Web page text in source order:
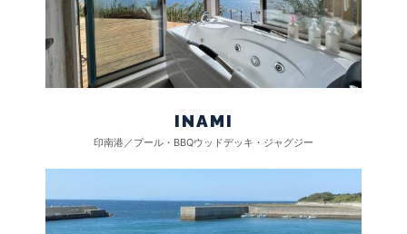
INAMI
印南港／プール・BBQウッドデッキ・ジャグジー